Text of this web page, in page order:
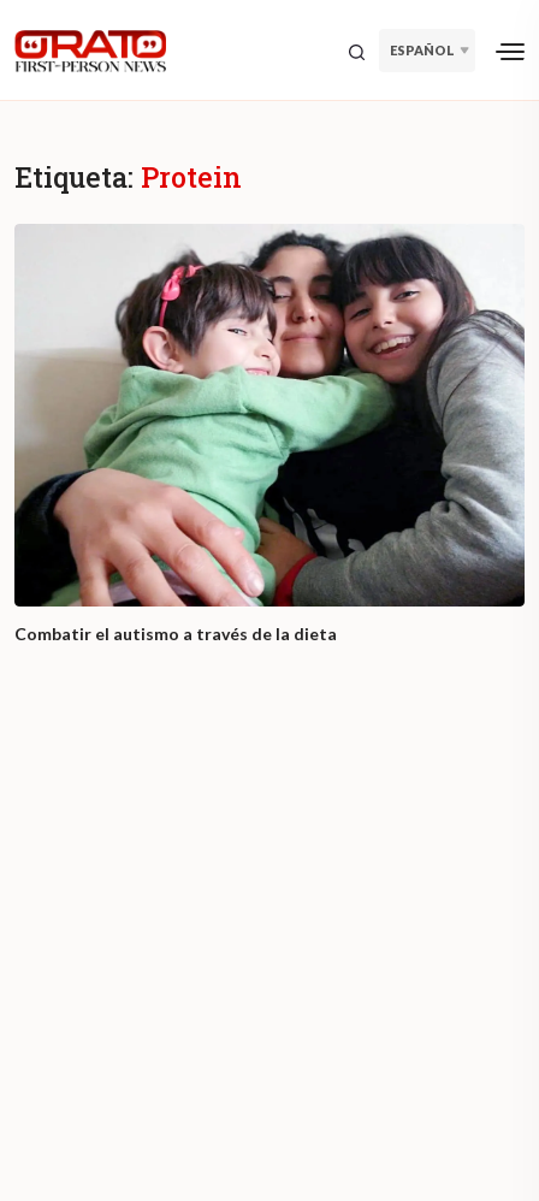
ESPAÑOL
Etiqueta: Protein
Combatir el autismo a través de la dieta